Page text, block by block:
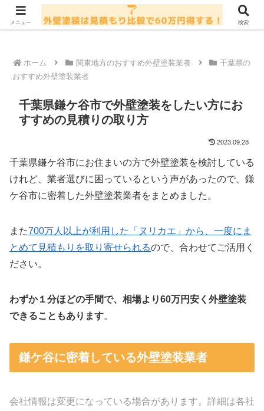
コンテンツには広告が含まれている場合があります
ホーム 関東地方のおすすめ外壁塗装業者
千葉県の
おすすめ外壁塗装業者
千葉県鎌ケ谷市で外壁塗装をしたい方にお
すすめの見積りの取り方
2023.09.28
千葉県鎌ケ谷市にお住まいの方で外壁塗装を検討している
けれど、業者選びに困っているという声があったので、鎌
ケ谷市に密着した外壁塗装業者をまとめました。
また700万人以上が利用した「ヌリカエ」から、一度にま
とめて見積もりを取り寄せられるので、合わせてご活用く
ださい。
わずか１分ほどの手間で、相場より60万円安く外壁塗装
できることもあります。
鎌ケ谷に密着している外壁塗装業者
会社情報は変更になっている場合があります。詳細は各社
メニュー 検索